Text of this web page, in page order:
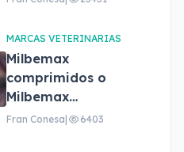
MARCAS VETERINARIAS
Milbemax
comprimidos o
Milbemax
masticables, ¿cuál
Fran Conesa 6403